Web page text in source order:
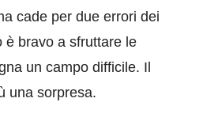
cade per due errori dei
è bravo a sfruttare le
un campo difficile. Il
una sorpresa.